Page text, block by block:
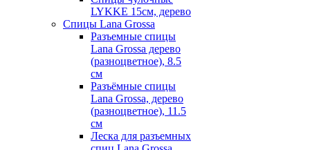
LYKKE 15см, дерево
Спицы Lana Grossa
Разъемные спицы
Lana Grossa дерево
(разноцветное), 8.5
см
Разъёмные спицы
Lana Grossa, дерево
(разноцветное), 11.5
см
Леска для разъемных